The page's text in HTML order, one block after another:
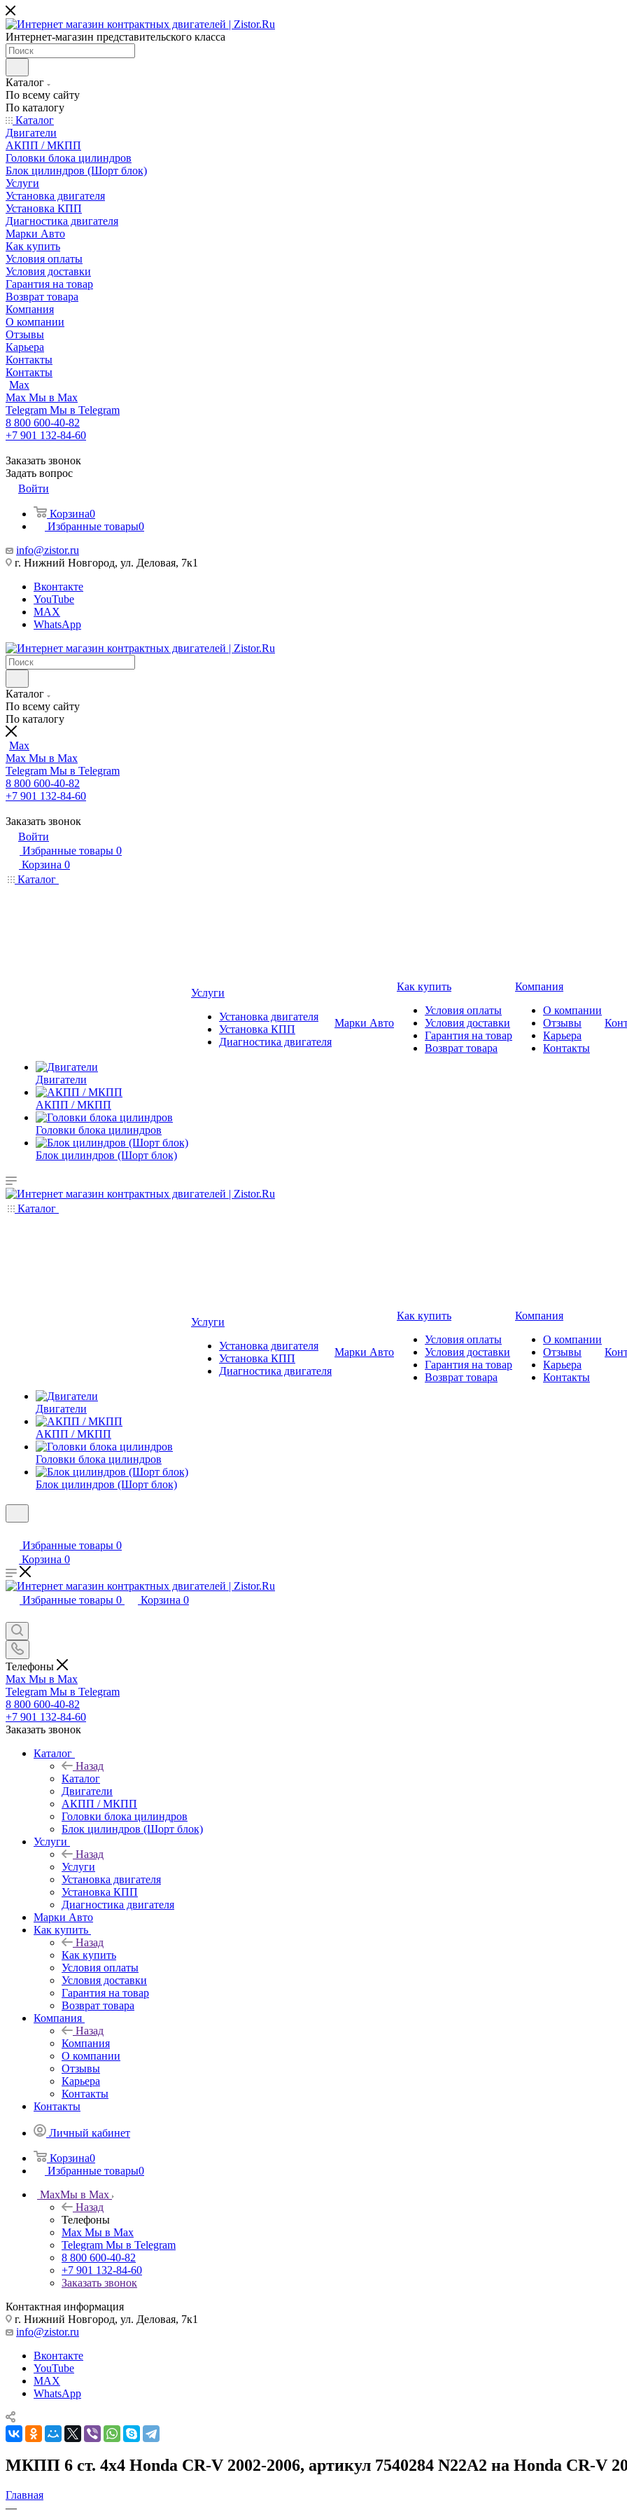
Интернет-магазин представительского класса
Каталог
По всему сайту
По каталогу
Каталог
Двигатели
АКПП / МКПП
Головки блока цилиндров
Блок цилиндров (Шорт блок)
Услуги
Установка двигателя
Установка КПП
Диагностика двигателя
Марки Авто
Как купить
Условия оплаты
Условия доставки
Гарантия на товар
Возврат товара
Компания
О компании
Отзывы
Карьера
Контакты
Контакты
Max
Max Мы в Max
Telegram Мы в Telegram
8 800 600-40-82
+7 901 132-84-60
Заказать звонок
Задать вопрос
Войти
Корзина0
Избранные товары0
info@zistor.ru
г. Нижний Новгород, ул. Деловая, 7к1
Вконтакте
YouTube
MAX
WhatsApp
Каталог
По всему сайту
По каталогу
Max
Max Мы в Max
Telegram Мы в Telegram
8 800 600-40-82
+7 901 132-84-60
Заказать звонок
Войти
Избранные товары 0
Корзина 0
Каталог
Двигатели
АКПП / МКПП
Головки блока цилиндров
Блок цилиндров (Шорт блок)
Услуги
Установка двигателя
Установка КПП
Диагностика двигателя
Марки Авто
Как купить
Условия оплаты
Условия доставки
Гарантия на товар
Возврат товара
Компания
О компании
Отзывы
Карьера
Контакты
Каталог
Двигатели
АКПП / МКПП
Головки блока цилиндров
Блок цилиндров (Шорт блок)
Услуги
Установка двигателя
Установка КПП
Диагностика двигателя
Марки Авто
Как купить
Условия оплаты
Условия доставки
Гарантия на товар
Возврат товара
Компания
О компании
Отзывы
Карьера
Контакты
Избранные товары 0
Корзина 0
Избранные товары 0 Корзина 0
Телефоны
Max Мы в Max
Telegram Мы в Telegram
8 800 600-40-82
+7 901 132-84-60
Заказать звонок
Каталог
Назад
Каталог
Двигатели
АКПП / МКПП
Головки блока цилиндров
Блок цилиндров (Шорт блок)
Услуги
Назад
Услуги
Установка двигателя
Установка КПП
Диагностика двигателя
Марки Авто
Как купить
Назад
Как купить
Условия оплаты
Условия доставки
Гарантия на товар
Возврат товара
Компания
Назад
Компания
О компании
Отзывы
Карьера
Контакты
Контакты
Личный кабинет
Корзина0
Избранные товары0
MaxМы в Max
Назад
Телефоны
Max Мы в Max
Telegram Мы в Telegram
8 800 600-40-82
+7 901 132-84-60
Заказать звонок
Контактная информация
г. Нижний Новгород, ул. Деловая, 7к1
info@zistor.ru
Вконтакте
YouTube
MAX
WhatsApp
МКПП 6 ст. 4х4 Honda CR-V 2002-2006, артикул 7540284 N22A2 на Honda CR-V
Главная
—